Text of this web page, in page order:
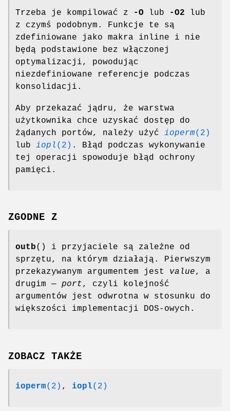
Trzeba je kompilować z -O lub -O2 lub
z czymś podobnym. Funkcje te są
zdefiniowane jako makra inline i nie
będą podstawione bez włączonej
optymalizacji, powodując
niezdefiniowane referencje podczas
konsolidacji.
Aby przekazać jądru, że warstwa
użytkownika chce uzyskać dostęp do
żądanych portów, należy użyć ioperm(2)
lub iopl (2) . Błąd podczas wykonywanie
tej operacji spowoduje błąd ochrony
pamięci.
ZGODNE Z
outb() i przyjaciele są zależne od
sprzętu, na którym działają. Pierwszym
przekazywanym argumentem jest value, a
drugim — port, czyli kolejność
argumentów jest odwrotna w stosunku do
większości implementacji DOS-owych.
ZOBACZ TAKŻE
ioperm(2) , iopl(2)